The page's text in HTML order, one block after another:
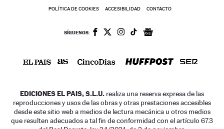
POLÍTICA DE COOKIES ACCESIBILIDAD CONTACTO
SÍGUENOS:
EDICIONES EL PAIS, S.L.U. realiza una reserva expresa de las
reproducciones y usos de las obras y otras prestaciones accesibles
desde este sitio web a medios de lectura mecánica u otros medios
que resulten adecuados a tal fin de conformidad con el artículo 67.3